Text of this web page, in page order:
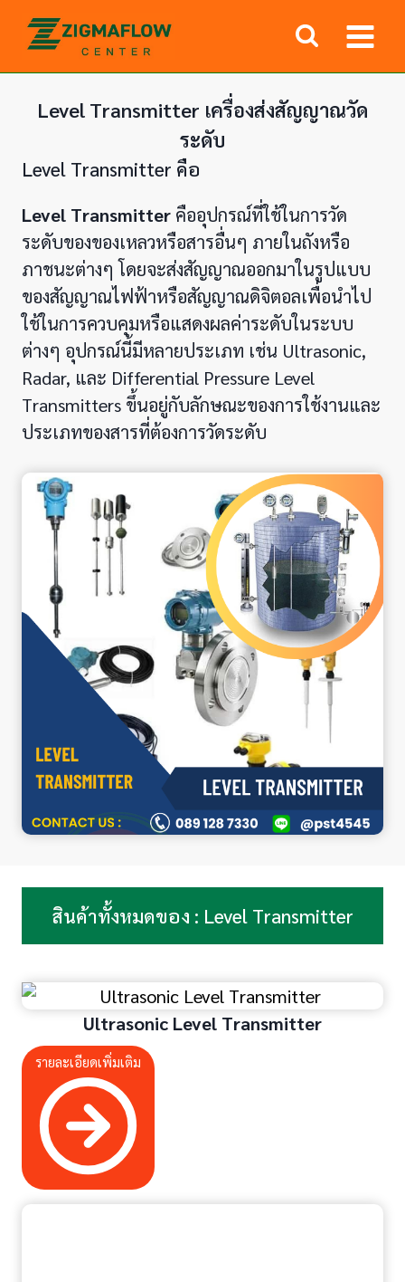
content
Level Transmitter เครื่องส่งสัญญาณวัด
ระดับ
Level Transmitter คือ
Level Transmitter คืออุปกรณ์ที่ใช้ในการวัด
ระดับของของเหลวหรือสารอื่นๆ ภายในถังหรือ
ภาชนะต่างๆ โดยจะส่งสัญญาณออกมาในรูปแบบ
ของสัญญาณไฟฟ้าหรือสัญญาณดิจิตอลเพื่อนำไป
ใช้ในการควบคุมหรือแสดงผลค่าระดับในระบบ
ต่างๆ อุปกรณ์นี้มีหลายประเภท เช่น Ultrasonic,
Radar, และ Differential Pressure Level
Transmitters ขึ้นอยู่กับลักษณะของการใช้งานและ
ประเภทของสารที่ต้องการวัดระดับ
สินค้าทั้งหมดของ : Level Transmitter
Ultrasonic Level Transmitter
รายละเอียดเพิ่มเติม